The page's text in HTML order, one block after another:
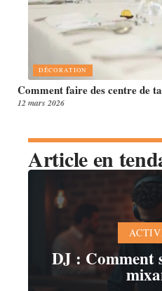
DÉCORATION
Comment faire des centre de
12 mars 2026
Article en
DJ : Comment